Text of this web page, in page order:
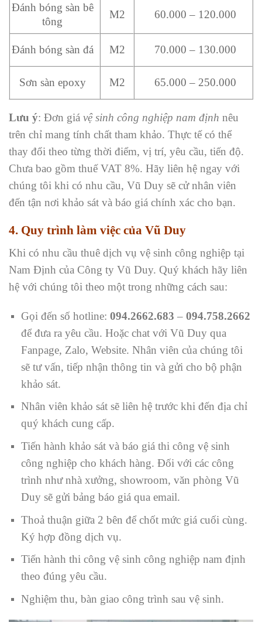
Đánh bóng sàn bê
tông
M2 60.000 – 120.000
Đánh bóng sàn đá M2 70.000 – 130.000
Sơn sàn epoxy M2 65.000 – 250.000
Lưu ý: Đơn giá vệ sinh công nghiệp nam định nêu
trên chỉ mang tính chất tham khảo. Thực tế có thể
thay đổi theo từng thời điểm, vị trí, yêu cầu, tiến độ.
Chưa bao gồm thuế VAT 8%. Hãy liên hệ ngay với
chúng tôi khi có nhu cầu, Vũ Duy sẽ cử nhân viên
đến tận nơi khảo sát và báo giá chính xác cho bạn.
4. Quy trình làm việc của Vũ Duy
Khi có nhu cầu thuê dịch vụ vệ sinh công nghiệp tại
Nam Định của Công ty Vũ Duy. Quý khách hãy liên
hệ với chúng tôi theo một trong những cách sau:
Gọi đến số hotline: 094.2662.683 –094.758.2662
để đưa ra yêu cầu. Hoặc chat với Vũ Duy qua
Fanpage, Zalo, Website. Nhân viên của chúng tôi
sẽ tư vấn, tiếp nhận thông tin và gửi cho bộ phận
khảo sát.
Nhân viên khảo sát sẽ liên hệ trước khi đến địa chỉ
quý khách cung cấp.
Tiến hành khảo sát và báo giá thi công vệ sinh
công nghiệp cho khách hàng. Đối với các công
trình như nhà xưởng, showroom, văn phòng Vũ
Duy sẽ gửi bảng báo giá qua email.
Thoả thuận giữa 2 bên để chốt mức giá cuối cùng.
Ký hợp đồng dịch vụ.
Tiến hành thi công vệ sinh công nghiệp nam định
theo đúng yêu cầu.
Nghiệm thu, bàn giao công trình sau vệ sinh.